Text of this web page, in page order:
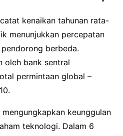
kenaikan tahunan rata-
menunjukkan percepatan
berbeda.
oleh bank sentral
permintaan global –
mengungkapkan keunggulan
teknologi. Dalam 6